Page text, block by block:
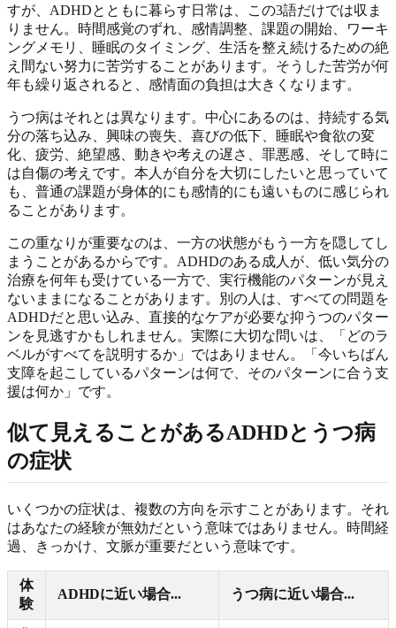
すが、ADHDとともに暮らす日常は、この3語だけでは収ま
りません。時間感覚のずれ、感情調整、課題の開始、ワーキ
ングメモリ、睡眠のタイミング、生活を整え続けるための絶
え間ない努力に苦労することがあります。そうした苦労が何
年も繰り返されると、感情面の負担は大きくなります。
うつ病はそれとは異なります。中心にあるのは、持続する気
分の落ち込み、興味の喪失、喜びの低下、睡眠や食欲の変
化、疲労、絶望感、動きや考えの遅さ、罪悪感、そして時に
は自傷の考えです。本人が自分を大切にしたいと思っていて
も、普通の課題が身体的にも感情的にも遠いものに感じられ
ることがあります。
この重なりが重要なのは、一方の状態がもう一方を隠してし
まうことがあるからです。ADHDのある成人が、低い気分の
治療を何年も受けている一方で、実行機能のパターンが見え
ないままになることがあります。別の人は、すべての問題を
ADHDだと思い込み、直接的なケアが必要な抑うつのパター
ンを見逃すかもしれません。実際に大切な問いは、「どのラ
ベルがすべてを説明するか」ではありません。「今いちばん
支障を起こしているパターンは何で、そのパターンに合う支
援は何か」です。
似て見えることがあるADHDとうつ病
の症状
いくつかの症状は、複数の方向を示すことがあります。それ
はあなたの経験が無効だという意味ではありません。時間経
過、きっかけ、文脈が重要だという意味です。
体
験
ADHDに近い場合... うつ病に近い場合...